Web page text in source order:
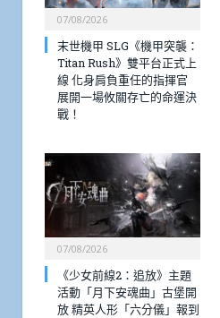
07/08/2026
末世機甲 SLG《機甲突襲：
Titan Rush》雙平台正式上
線 化身肩負重任的指揮官
展開一場攸關存亡的命運決
戰！
07/08/2026
《少女前線2：追放》主題
活動「月下安魂曲」古堡開
放 精英人形「六分儀」報到